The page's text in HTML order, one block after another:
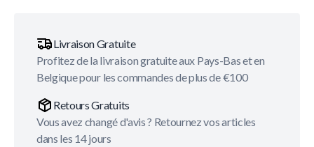
Livraison Gratuite
Profitez de la livraison gratuite aux Pays-Bas et en
Belgique pour les commandes de plus de €100
Retours Gratuits
Vous avez changé d'avis ? Retournez vos articles
dans les 14 jours